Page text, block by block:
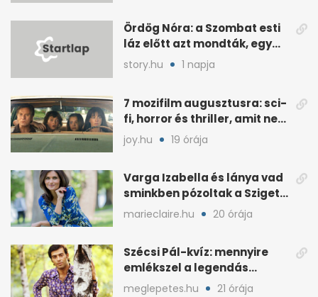
Ördög Nóra: a Szombat esti
láz előtt azt mondták, egy
hét alatt fogyjon
story.hu 1 napja
7 mozifilm augusztusra: sci-
fi, horror és thriller, amit nem
érdemes kihagyni
joy.hu 19 órája
Varga Izabella és lánya vad
sminkben pózoltak a Sziget
előtt
marieclaire.hu 20 órája
Szécsi Pál-kvíz: mennyire
emlékszel a legendás
énekes történetére?
meglepetes.hu 21 órája